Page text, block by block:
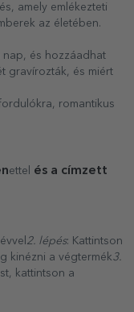
amely emlékezteti
az életében.
nap, és hozzáadhat
gravírozták, és miért
romantikus
ettel
és a címzett
2. lépés: Kattintson
kinézni a végtermék3.
kattintson a